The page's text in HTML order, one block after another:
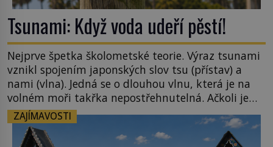
Tsunami: Když voda udeří pěstí!
Nejprve špetka školometské teorie. Výraz tsunami
vznikl spojením japonských slov tsu (přístav) a
nami (vlna). Jedná se o dlouhou vlnu, která je na
volném moři takřka nepostřehnutelná. Ačkoli je
vlnová délka tsunami i 300 kilometrů, výška vlny
na volném moři je maximálně 1,5 metru. Máme se
podobné obří vlny obávat i v Evropě? Vznik
ZAJÍMAVOSTI